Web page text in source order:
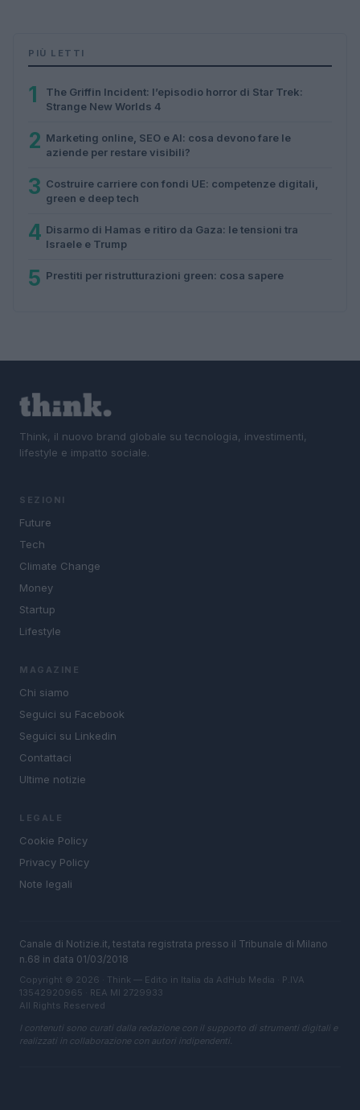
PIÙ LETTI
1
The Griffin Incident: l’episodio horror di Star Trek:
Strange New Worlds 4
2 Marketing online, SEO e AI: cosa devono fare le
aziende per restare visibili?
3 Costruire carriere con fondi UE: competenze digitali,
green e deep tech
4 Disarmo di Hamas e ritiro da Gaza: le tensioni tra
Israele e Trump
5 Prestiti per ristrutturazioni green: cosa sapere
Think, il nuovo brand globale su tecnologia, investimenti,
lifestyle e impatto sociale.
SEZIONI
Future
Tech
Climate Change
Money
Startup
Lifestyle
MAGAZINE
Chi siamo
Seguici su Facebook
Seguici su Linkedin
Contattaci
Ultime notizie
LEGALE
Cookie Policy
Privacy Policy
Note legali
Canale di Notizie.it, testata registrata presso il Tribunale di Milano
n.68 in data 01/03/2018
Copyright © 2026 · Think — Edito in Italia da AdHub Media · P.IVA
13542920965 · REA MI 2729933
All Rights Reserved
I contenuti sono curati dalla redazione con il supporto di strumenti digitali e
realizzati in collaborazione con autori indipendenti.